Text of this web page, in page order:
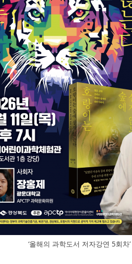
‘올해의 과학도서 저자강연 5회차